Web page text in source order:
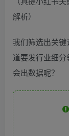
解析）
我们筛选出关
道要发行业细
会出数据呢？